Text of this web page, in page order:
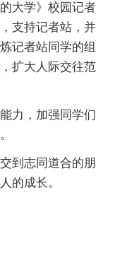
大学》校园记者
支持记者站，并
记者站同学的组
扩大人际交往范
力，加强同学们
到志同道合的朋
的成长。